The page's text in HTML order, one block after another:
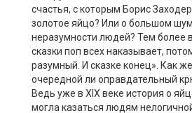
счастья, с которым Борис
золотое яйцо? Или о большом
неразумности людей? Тем более
сказки поп всех наказывает,
разумный. И сказке конец». Как
очередной ли оправдательный
Ведь уже в XIX веке история о
могла казаться людям